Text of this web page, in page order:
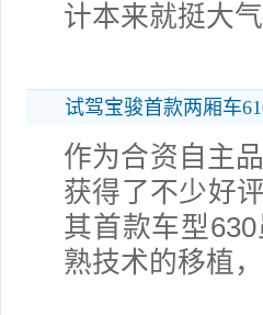
计本来就挺大
试驾宝骏首款两厢车
作为合资自主
获得了不少好
其首款车型
熟技术的移植